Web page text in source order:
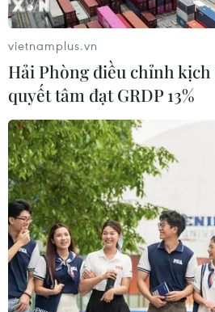
Tổng Giám đốc WHO nêu
từ đại dịch COVID-19
19/01/2021 03:28
COVID-19 đã tấn công cả
vietnamplus.vn
Hải Phòng điều chỉnh
quyết tâm đạt GRDP 13%